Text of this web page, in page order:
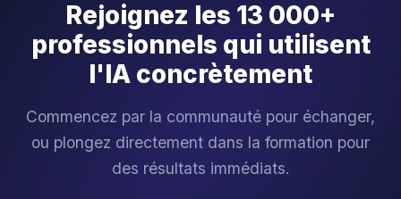
Rejoignez les 13 000+
professionnels qui utilisent
l'IA concrètement
Commencez par la communauté pour échanger,
ou plongez directement dans la formation pour
des résultats immédiats.